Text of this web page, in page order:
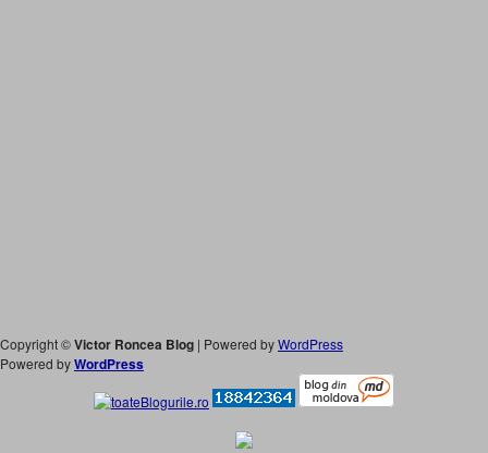
Copyright ©Victor Roncea Blog | Powered byWordPress
Powered byWordPress